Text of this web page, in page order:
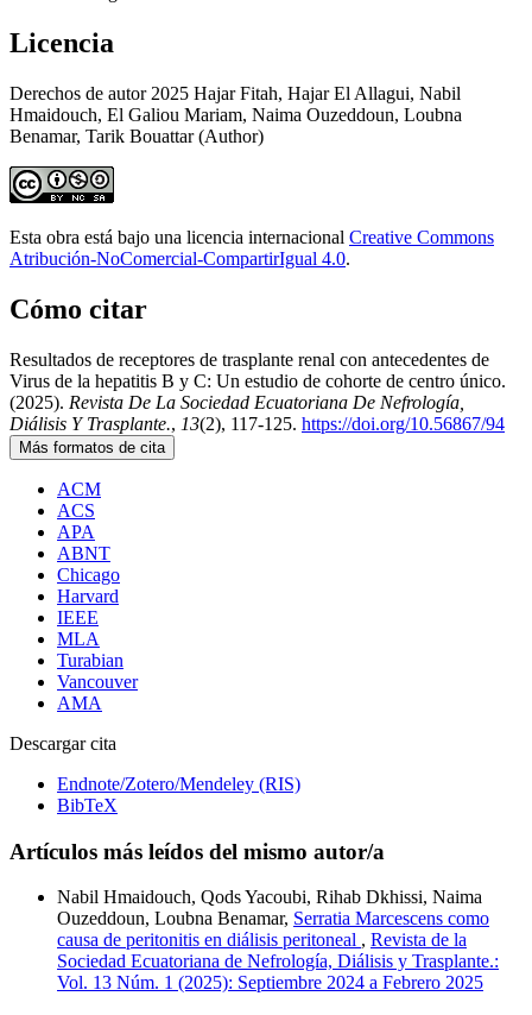
Licencia
Derechos de autor 2025 Hajar Fitah, Hajar El Allagui, Nabil
Hmaidouch, El Galiou Mariam, Naima Ouzeddoun, Loubna
Benamar, Tarik Bouattar (Author)
Esta obra está bajo una licencia internacional Creative Commons
Atribución-NoComercial-CompartirIgual 4.0.
Cómo citar
Resultados de receptores de trasplante renal con antecedentes de
Virus de la hepatitis B y C: Un estudio de cohorte de centro único.
(2025). Revista De La Sociedad Ecuatoriana De Nefrología,
Diálisis Y Trasplante., 13(2), 117-125. https://doi.org/10.56867/94
Más formatos de cita
ACM
ACS
APA
ABNT
Chicago
Harvard
IEEE
MLA
Turabian
Vancouver
AMA
Descargar cita
Endnote/Zotero/Mendeley (RIS)
BibTeX
Artículos más leídos del mismo autor/a
Nabil Hmaidouch, Qods Yacoubi, Rihab Dkhissi, Naima
Ouzeddoun, Loubna Benamar, Serratia Marcescens como
causa de peritonitis en diálisis peritoneal , Revista de la
Sociedad Ecuatoriana de Nefrología, Diálisis y Trasplante.:
Vol. 13 Núm. 1 (2025): Septiembre 2024 a Febrero 2025